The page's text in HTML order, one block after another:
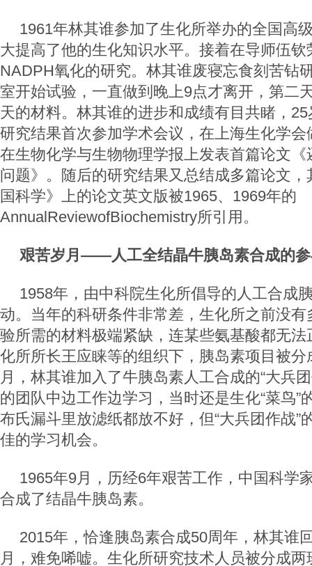
1961年林其谁参加了生化所举办的全国高
大提高了他的生化知识水平。接着在导师伍
NADPH氧化的研究。林其谁废寝忘食刻苦钻
室开始试验，一直做到晚上9点才离开，第二
天的材料。林其谁的进步和成绩有目共睹，
研究结果首次参加学术会议，在上海生化学
在生物化学与生物物理学报上发表首篇论文
问题》。随后的研究结果又总结成多篇论文
国科学》上的论文英文版被1965、1969年的
AnnualReviewofBiochemistry所引用。
艰苦岁月——人工全结晶牛胰岛素合成的
1958年，由中科院生化所倡导的人工合成
动。当年的科研条件非常差，生化所之前没
验所需的材料极端紧缺，连某些氨基酸都无
化所所长王应睐等的组织下，胰岛素项目被分
月，林其谁加入了牛胰岛素人工合成的“大兵
的团队中边工作边学习，当时还是生化“菜鸟”
布氏漏斗里放滤纸都放不好，但“大兵团作战”
佳的学习机会。
1965年9月，历经6年艰苦工作，中国科学
合成了结晶牛胰岛素。
2015年，恰逢胰岛素合成50周年，林其谁
月，难免唏嘘。生化所研究技术人员被分成